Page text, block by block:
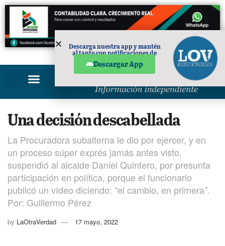
PUBLICIDAD
Una decisión descabellada
La Procuradora subalterna le dio por ejercer, y en
un proceso súper exprés jamás antes visto,
suspendió al alcalde Daniel Quintero, por presunta
participación en política, porque el funcionario
publicó un vídeo diciendo: “el cambio, en primera”.
Por: Guillermo Pérez
by LaOtraVerdad 17 mayo, 2022
Descarga nuestra app y mantén
al tanto con notificaciones de
Descargar App